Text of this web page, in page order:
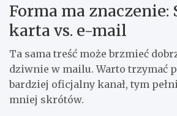
Forma ma znaczenie:
karta vs. e-mail
Ta sama treść może brzmieć
dziwnie w mailu. Warto trzymać
bardziej oficjalny kanał, tym
mniej skrótów.